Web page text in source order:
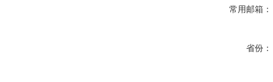
常用邮箱：
省份：